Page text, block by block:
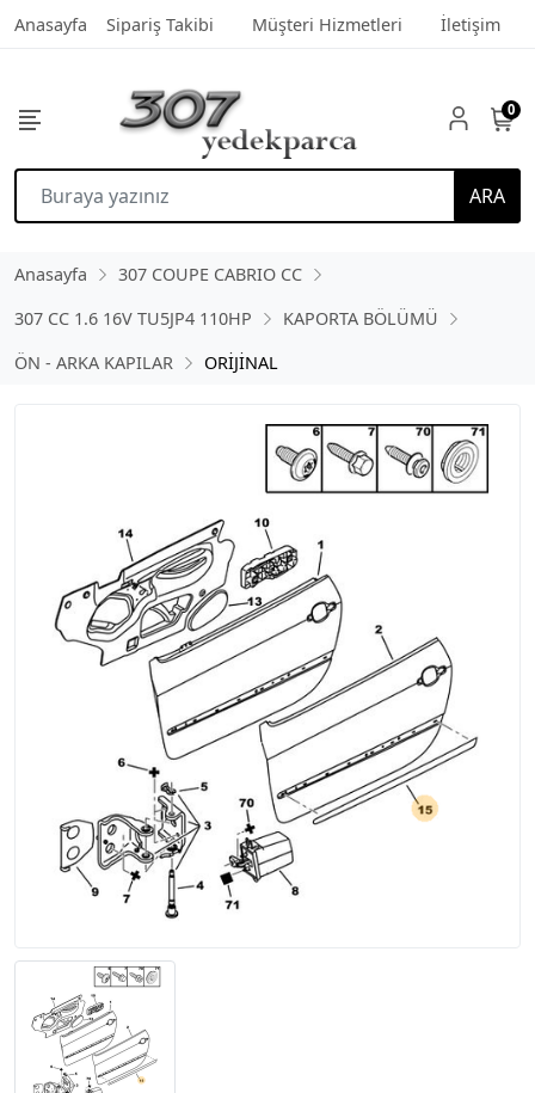
Anasayfa Sipariş Takibi Müşteri Hizmetleri İletişim
ARA
0
Anasayfa
307 COUPE CABRIO CC
307 CC 1.6 16V TU5JP4 110HP
KAPORTA BÖLÜMÜ
ÖN - ARKA KAPILAR
ORİJİNAL